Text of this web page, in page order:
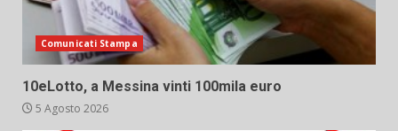
Comunicati Stampa
10eLotto, a Messina vinti 100mila euro
5 Agosto 2026